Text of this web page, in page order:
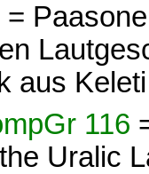
=
aus
116
Uralic